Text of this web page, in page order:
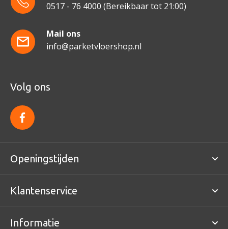
0517 - 76 4000 (Bereikbaar tot 21:00)
Mail ons
info@parketvloershop.nl
Volg ons
f
a
c
e
o
o
Openingstijden
Klantenservice
Informatie